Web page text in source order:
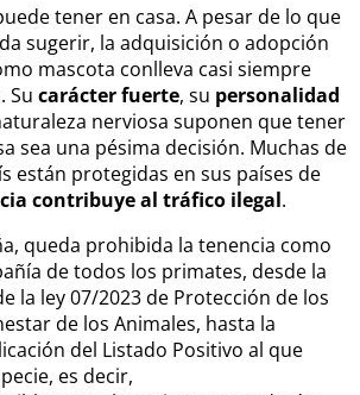
tener en casa. A pesar de lo que
sugerir, la adquisición o adopción
mascota conlleva casi siempre
Su carácter fuerte, su personalidad
nerviosa suponen que tener
sea una pésima decisión. Muchas de
están protegidas en sus países de
contribuye al tráfico ilegal.
queda prohibida la tenencia como
de todos los primates, desde la
la ley 07/2023 de Protección de los
de los Animales, hasta la
del Listado Positivo al que
es decir,